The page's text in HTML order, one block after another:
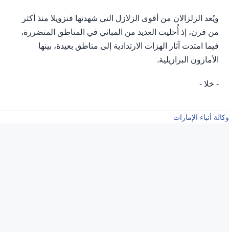
ويُعد الزلزالان من أقوى الزلازل التي شهدتها فنزويلا منذ أكثر
من قرن، إذ أُخليت العديد من المباني في المناطق المتضررة،
فيما امتدت آثار الهزات الارتدادية إلى مناطق بعيدة، بينها
الأمازون البرازيلية.
- خلا -
وكالة أنباء الإمارات